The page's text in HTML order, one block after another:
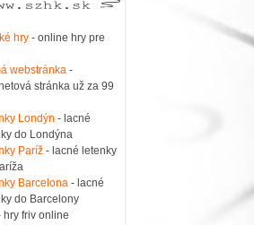
hry- online hry pre
webstránka-
stránka už za 99
Londýn - lacné
do Londýna
Paríž- lacné letenky
Barcelona- lacné
do Barcelony
friv online